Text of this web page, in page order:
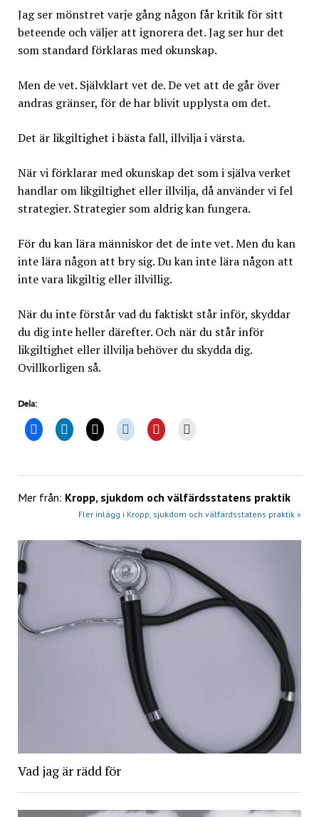
Jag ser mönstret varje gång någon får kritik för sitt
beteende och väljer att ignorera det. Jag ser hur det
som standard förklaras med okunskap.
Men de vet. Självklart vet de. De vet att de går över
andras gränser, för de har blivit upplysta om det.
Det är likgiltighet i bästa fall, illvilja i värsta.
När vi förklarar med okunskap det som i själva verket
handlar om likgiltighet eller illvilja, då använder vi fel
strategier. Strategier som aldrig kan fungera.
För du kan lära människor det de inte vet. Men du kan
inte lära någon att bry sig. Du kan inte lära någon att
inte vara likgiltig eller illvillig.
När du inte förstår vad du faktiskt står inför, skyddar
du dig inte heller därefter. Och när du står inför
likgiltighet eller illvilja behöver du skydda dig.
Ovillkorligen så.
Dela:
Mer från: Kropp, sjukdom och välfärdsstatens praktik
Fler inlägg i Kropp, sjukdom och välfärdsstatens praktik »
Vad jag är rädd för